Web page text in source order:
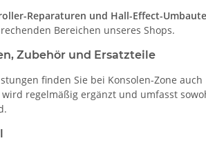
Reparaturen und Hall-Effect-
Bereichen unseres Shops.
Zubehör und Ersatzteile
finden Sie bei Konsolen-Zone auch
regelmäßig ergänzt und umfasst